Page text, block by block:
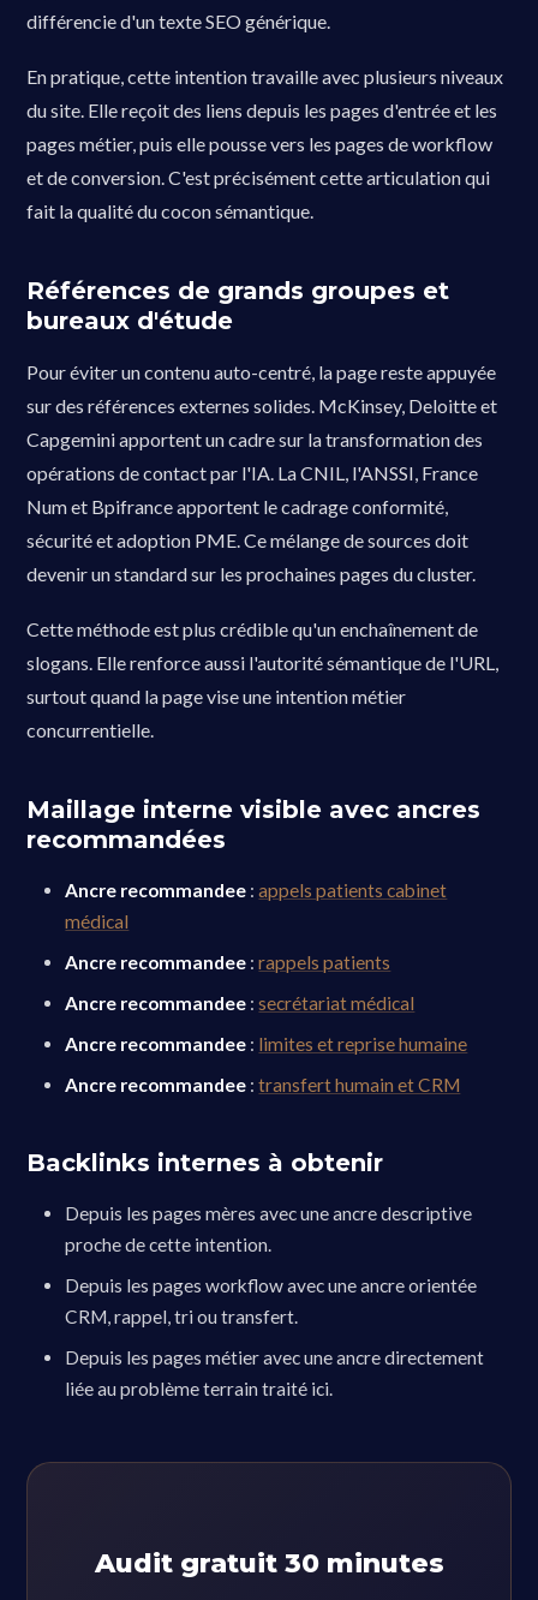
différencie d'un texte SEO générique.
En pratique, cette intention travaille avec plusieurs niveaux
du site. Elle reçoit des liens depuis les pages d'entrée et les
pages métier, puis elle pousse vers les pages de workflow
et de conversion. C'est précisément cette articulation qui
fait la qualité du cocon sémantique.
Références de grands groupes et
bureaux d'étude
Pour éviter un contenu auto-centré, la page reste appuyée
sur des références externes solides. McKinsey, Deloitte et
Capgemini apportent un cadre sur la transformation des
opérations de contact par l'IA. La CNIL, l'ANSSI, France
Num et Bpifrance apportent le cadrage conformité,
sécurité et adoption PME. Ce mélange de sources doit
devenir un standard sur les prochaines pages du cluster.
Cette méthode est plus crédible qu'un enchaînement de
slogans. Elle renforce aussi l'autorité sémantique de l'URL,
surtout quand la page vise une intention métier
concurrentielle.
Maillage interne visible avec ancres
recommandées
Ancre recommandee :appels patients cabinet
médical
Ancre recommandee :rappels patients
Ancre recommandee :secrétariat médical
Ancre recommandee : limites et reprise humaine
Ancre recommandee :transfert humain et CRM
Backlinks internes à obtenir
Depuis les pages mères avec une ancre descriptive
proche de cette intention.
Depuis les pages workflow avec une ancre orientée
CRM, rappel, tri ou transfert.
Depuis les pages métier avec une ancre directement
liée au problème terrain traité ici.
Audit gratuit 30 minutes